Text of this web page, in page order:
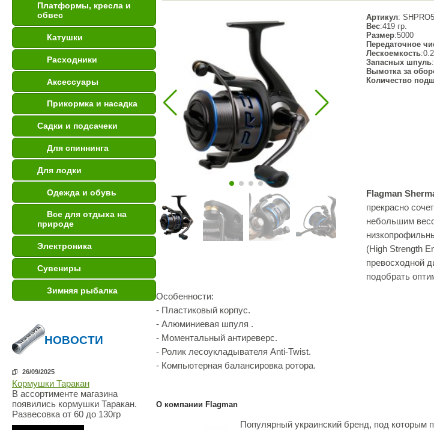
Платформы, кресла и
обвес
Катушки
Расходники
Аксессуары
Прикормка и насадка
Садки и подсачеки
Для спиннинга
Для лодки
Одежда и обувь
Все для отдыха на
природе
Электроника
Сувениры
Зимняя рыбалка
НОВОСТИ
26/09/2025
Кормушки Таракан
В ассортименте магазина
появились кормушки Таракан.
Развесовка от 60 до 130гр
Артикул:
Вес:419 гр.
Размер:5000
Передаточное
Лескоемкость
Запасных шпуль
Вымотка за
Количество
Flagman
прекрасно
небольшим
(High Strength
превосходной
подобрать
Особенности:
- Пластиковый корпус.
- Алюминиевая шпуля .
- Моментальный антиреверс.
- Ролик лесоукладывателя Anti-Twist.
- Компьютерная балансировка ротора.
О компании Flagman
Популярный украинский бренд, под которым